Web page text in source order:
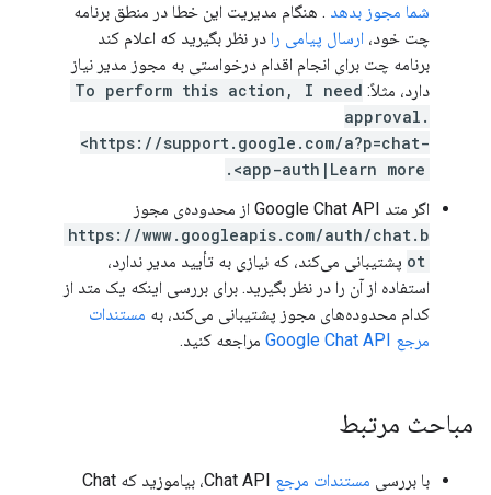
شما مجوز بدهد . هنگام مدیریت این خطا در منطق برنامه
چت خود، ارسال پیامی را در نظر بگیرید که اعلام کند
برنامه چت برای انجام اقدام درخواستی به مجوز مدیر نیاز
دارد، مثلاً: To perform this action, I need
approval.
<https://support.google.com/a?p=chat-
app-auth|Learn more>.
اگر متد Google Chat API از محدوده‌ی مجوز
https://www.googleapis.com/auth/chat.b
ot پشتیبانی می‌کند، که نیازی به تأیید مدیر ندارد،
استفاده از آن را در نظر بگیرید. برای بررسی اینکه یک متد از
کدام محدوده‌های مجوز پشتیبانی می‌کند، به مستندات
مرجع Google Chat API
مراجعه کنید.
مباحث مرتبط
با بررسی مستندات مرجع
Chat API، بیاموزید که Chat